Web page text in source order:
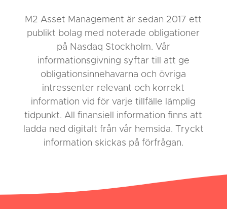
M2 Asset Management är sedan 2017 ett
publikt bolag med noterade obligationer
på Nasdaq Stockholm. Vår
informationsgivning syftar till att ge
obligationsinnehavarna och övriga
intressenter relevant och korrekt
information vid för varje tillfälle lämplig
tidpunkt. All finansiell information finns att
ladda ned digitalt från vår hemsida. Tryckt
information skickas på förfrågan.